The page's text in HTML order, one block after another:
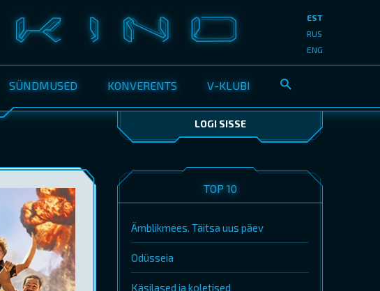
SÜNDMUSED KONVERENTS V-KLUBI
EST
RUS
ENG
LOGI SISSE
TOP 10
Ämblikmees. Täitsa uus päev
Odüsseia
Käsilased ja koletised